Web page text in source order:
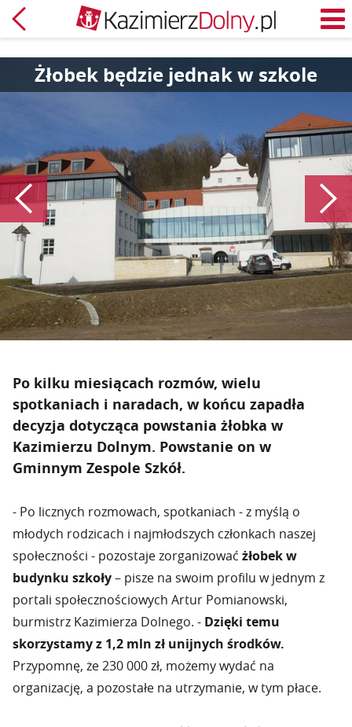
Powrót
Żłobek będzie jednak w szkole
Poprzedni
Po kilku miesiącach rozmów, wielu
spotkaniach i naradach, w końcu zapadła
decyzja dotycząca powstania żłobka w
Kazimierzu Dolnym. Powstanie on w
Gminnym Zespole Szkół.
- Po licznych rozmowach, spotkaniach - z myślą o
młodych rodzicach i najmłodszych członkach naszej
społeczności - pozostaje zorganizować żłobek w
budynku szkoły– pisze na swoim profilu w jednym z
portali społecznościowych Artur Pomianowski,
burmistrz Kazimierza Dolnego. - Dzięki temu
skorzystamy z 1,2 mln zł unijnych środków.
Przypomnę, że 230 000 zł, możemy wydać na
organizację, a pozostałe na utrzymanie, w tym płace.